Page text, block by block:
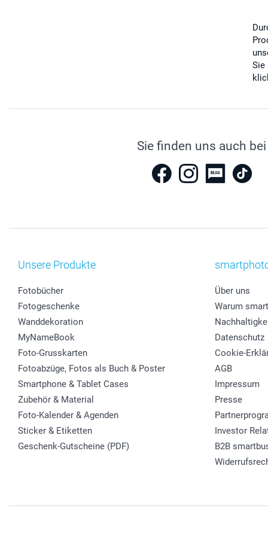
Sie
Sie finden uns auch bei
Unsere Produkte
Fotobücher
Fotogeschenke
Wanddekoration
MyNameBook
Foto-Grusskarten
Fotoabzüge, Fotos als Buch & Poster
Smartphone & Tablet Cases
Zubehör & Material
Foto-Kalender & Agenden
Sticker & Etiketten
Geschenk-Gutscheine (PDF)
Über uns
Warum
Datenschutz
Cookie-
AGB
Impressum
Presse
Investor
B2B